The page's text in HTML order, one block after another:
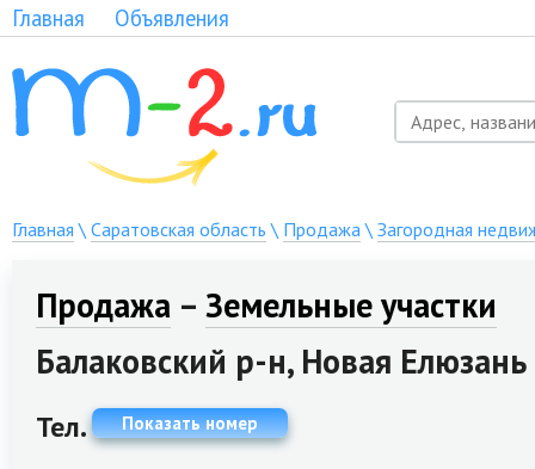
Главная Объявления
Главная \ Саратовская область \ Продажа\ Загородная
Продажа – Земельные участки
Балаковский р-н, Новая
Тел. Показать номер